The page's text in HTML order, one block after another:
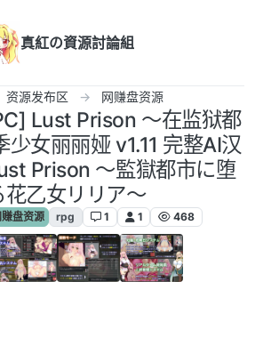
真紅の資源討論組
资源发布区 网赚盘资源
Lust Prison ～在监狱都
少女丽丽娅 v1.11 完整AI汉
Prison ～監獄都市に堕
花乙女リリア～
盘资源 rpg 1 1 468